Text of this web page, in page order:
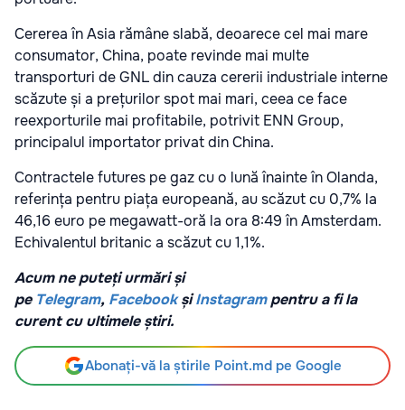
Cererea în Asia rămâne slabă, deoarece cel mai mare
consumator, China, poate revinde mai multe
transporturi de GNL din cauza cererii industriale interne
scăzute și a prețurilor spot mai mari, ceea ce face
reexporturile mai profitabile, potrivit ENN Group,
principalul importator privat din China.
Contractele futures pe gaz cu o lună înainte în Olanda,
referința pentru piața europeană, au scăzut cu 0,7% la
46,16 euro pe megawatt-oră la ora 8:49 în Amsterdam.
Echivalentul britanic a scăzut cu 1,1%.
Acum ne puteți urmări și
pe Telegram, Facebook șiInstagrampentru a fi la
curent cu ultimele știri.
Abonați-vă la știrile Point.md pe Google